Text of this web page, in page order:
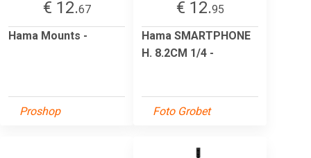
€ 12.67
Hama Mounts -
Proshop
€ 12.95
Hama SMARTPHONE
H. 8.2CM 1/4 -
Foto Grobet